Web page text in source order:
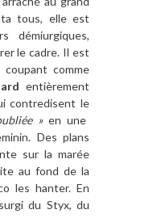
tous, elle est
démiurgiques,
le cadre. Il est
comme
entièrement
contredisent le
»en une
Des plans
sur la marée
au fond de la
les hanter. En
du Styx, du